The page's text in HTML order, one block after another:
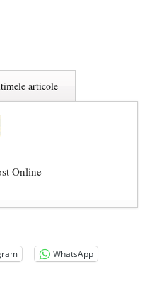
articole
Online
despre
Volodymyr
WhatsApp